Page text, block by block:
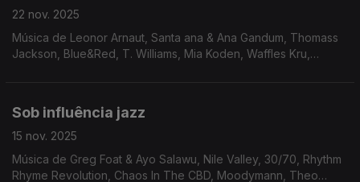
22 nov. 2025
Música de Leonor Arnaut, Santa ana & Ana Gandum, Thomass
Jackson, Blue&Red, T. Williams, Mia Koden, Waffles Kru,
Sob influência jazz
15 nov. 2025
Música de Greg Foat & Ayo Salawu, Nile Valley, 30/70, Rhythm
Rhyme Revolution, Chaos In The CBD, Moodymann, Theo